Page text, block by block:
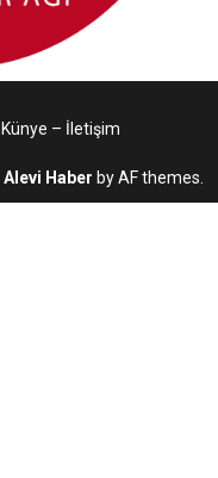
Künye – İletişim
Alevi Haber by AF themes.